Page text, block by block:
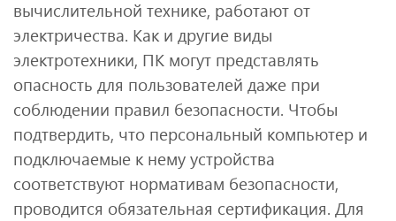
вычислительной технике, работают от
электричества. Как и другие виды
электротехники, ПК могут представлять
опасность для пользователей даже при
соблюдении правил безопасности. Чтобы
подтвердить, что персональный компьютер и
подключаемые к нему устройства
соответствуют нормативам безопасности,
проводится обязательная сертификация. Для